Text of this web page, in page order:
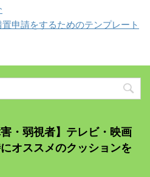
申請をするためのテンプレート
害・弱視者】テレビ・映画
オススメのクッションを